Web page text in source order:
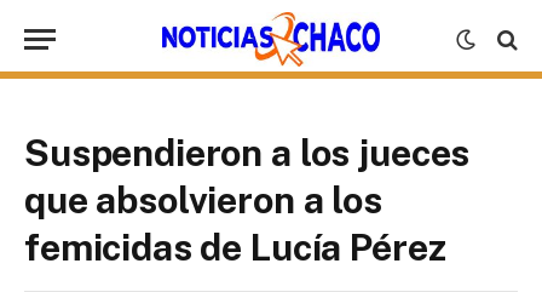
Suspendieron a los jueces
que absolvieron a los
femicidas de Lucía Pérez